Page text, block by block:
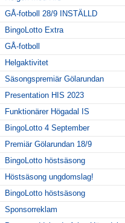
GÅ-fotboll 28/9 INSTÄLLD
BingoLotto Extra
GÅ-fotboll
Helgaktivitet
Säsongspremiär Gölarundan
Presentation HIS 2023
Funktionärer Högadal IS
BingoLotto 4 September
Premiär Gölarundan 18/9
BingoLotto höstsäsong
Höstsäsong ungdomslag!
BingoLotto höstsäsong
Sponsorreklam